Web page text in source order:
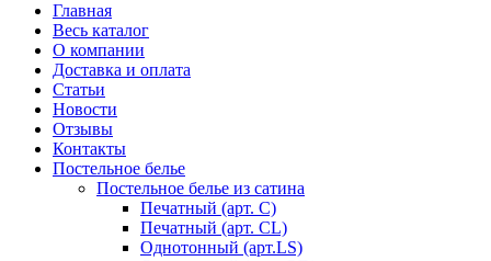
Главная
Весь каталог
О компании
Доставка и оплата
Статьи
Новости
Отзывы
Контакты
Постельное белье
Постельное белье из сатина
Печатный (арт. С)
Печатный (арт. СL)
Однотонный (арт.LS)